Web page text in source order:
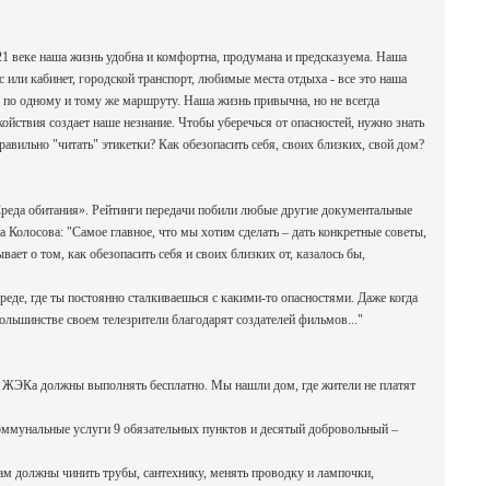
наша жизнь удобна и комфортна, продумана и предсказуема. Наша
кабинет, городской транспорт, любимые места отдыха - все это наша
одному и тому же маршруту. Наша жизнь привычна, но не всегда
создает наше незнание. Чтобы уберечься от опасностей, нужно знать
"читать" этикетки? Как обезопасить себя, своих близких, свой дом?
обитания». Рейтинги передачи побили любые другие документальные
"Самое главное, что мы хотим сделать – дать конкретные советы,
о том, как обезопасить себя и своих близких от, казалось бы,
где ты постоянно сталкиваешься с какими-то опасностями. Даже когда
своем телезрители благодарят создателей фильмов..."
ЖЭКа должны выполнять бесплатно. Мы нашли дом, где жители не платят
услуги 9 обязательных пунктов и десятый добровольный –
должны чинить трубы, сантехнику, менять проводку и лампочки,